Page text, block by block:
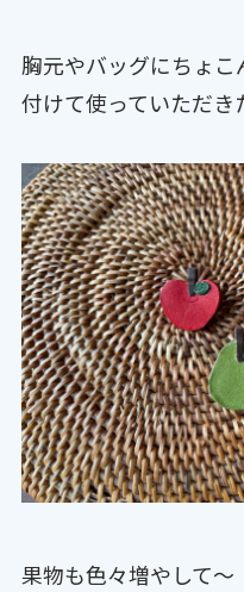
胸元やバッグにちょこ
付けて使っていただき
果物も色々増やして〜